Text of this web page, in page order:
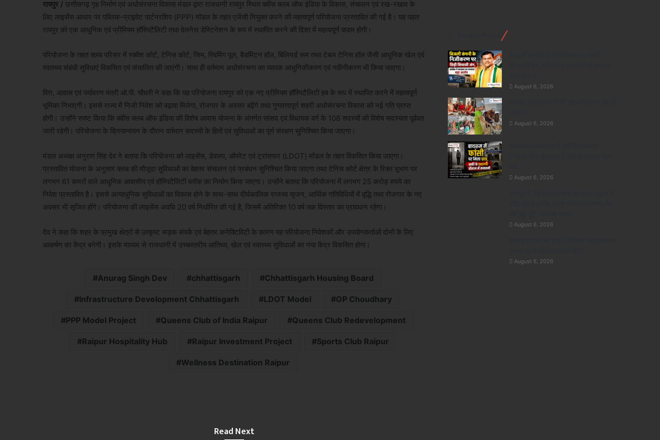
रायपुर / छत्तीसगढ़ गृह निर्माण एवं अधोसंरचना विकास मंडल द्वारा राजधानी रायपुर स्थित क्वींस क्लब ऑफ इंडिया के विकास, संचालन एवं रख-रखाव के
लिए लाइसेंस आधार पर पब्लिक-प्राइवेट पार्टनरशिप (PPP) मॉडल के तहत एजेंसी नियुक्त करने की महत्वपूर्ण परियोजना प्रस्तावित की गई है। यह पहल
रायपुर को एक आधुनिक एवं प्रीमियम हॉस्पिटैलिटी तथा वेलनेस डेस्टिनेशन के रूप में स्थापित करने की दिशा में महत्वपूर्ण कदम होगी।
परियोजना के तहत क्लब परिसर में स्क्वैश कोर्ट, टेनिस कोर्ट, जिम, स्विमिंग पूल, बैडमिंटन हॉल, बिलियर्ड रूम तथा टेबल टेनिस हॉल जैसी आधुनिक खेल एवं
स्वास्थ्य संबंधी सुविधाएं विकसित एवं संचालित की जाएंगी। साथ ही वर्तमान अधोसंरचना का व्यापक आधुनिकीकरण एवं नवीनीकरण भी किया जाएगा।
वित्त, आवास एवं पर्यावरण मंत्री ओ.पी. चौधरी ने कहा कि यह परियोजना रायपुर को एक नए प्रीमियम हॉस्पिटैलिटी हब के रूप में स्थापित करने में महत्वपूर्ण
भूमिका निभाएगी। इससे राज्य में निजी निवेश को बढ़ावा मिलेगा, रोजगार के अवसर बढ़ेंगे तथा गुणवत्तापूर्ण शहरी अधोसंरचना विकास को नई गति प्राप्त
होगी। उन्होंने स्पष्ट किया कि क्वींस क्लब ऑफ इंडिया की विशेष आवास योजना के अंतर्गत सांसद एवं विधायक वर्ग के 108 सदस्यों की विशेष सदस्यता पूर्ववत
जारी रहेगी। परियोजना के क्रियान्वयन के दौरान वर्तमान सदस्यों के हितों एवं सुविधाओं का पूर्ण संरक्षण सुनिश्चित किया जाएगा।
मंडल अध्यक्ष अनुराग सिंह देव ने बताया कि परियोजना को लाइसेंस, डेवलप, ऑपरेट एवं ट्रांसफर (LDOT) मॉडल के तहत विकसित किया जाएगा।
प्रस्तावित योजना के अनुसार क्लब की मौजूदा सुविधाओं का बेहतर संचालन एवं प्रबंधन सुनिश्चित किया जाएगा तथा टेनिस कोर्ट क्षेत्र के रिक्त भूभाग पर
लगभग 61 कमरों वाले आधुनिक आवासीय एवं हॉस्पिटैलिटी ब्लॉक का निर्माण किया जाएगा। उन्होंने बताया कि परियोजना में लगभग 25 करोड़ रुपये का
निवेश प्रस्तावित है। इससे अत्याधुनिक सुविधाओं का विकास होने के साथ-साथ दीर्घकालिक राजस्व सृजन, आर्थिक गतिविधियों में वृद्धि तथा रोजगार के नए
अवसर भी सृजित होंगे। परियोजना की लाइसेंस अवधि 20 वर्ष निर्धारित की गई है, जिसमें अतिरिक्त 10 वर्ष तक विस्तार का प्रावधान रहेगा।
देव ने कहा कि शहर के प्रमुख क्षेत्रों से उत्कृष्ट सड़क संपर्क एवं बेहतर कनेक्टिविटी के कारण यह परियोजना निवेशकों और उपयोगकर्ताओं दोनों के लिए
आकर्षण का केंद्र बनेगी। इसके माध्यम से राजधानी में उच्चस्तरीय आतिथ्य, खेल एवं स्वास्थ्य सुविधाओं का नया केंद्र विकसित होगा।
Anurag Singh Dev chhattisgarh Chhattisgarh Housing Board
Infrastructure Development Chhattisgarh LDOT Model OP Choudhary
PPP Model Project Queens Club of India Raipur Queens Club Redevelopment
Raipur Hospitality Hub Raipur Investment Project Sports Club Raipur
Wellness Destination Raipur
Read Next
August 6, 2026
August 6, 2026
August 6, 2026
August 6, 2026
August 6, 2026